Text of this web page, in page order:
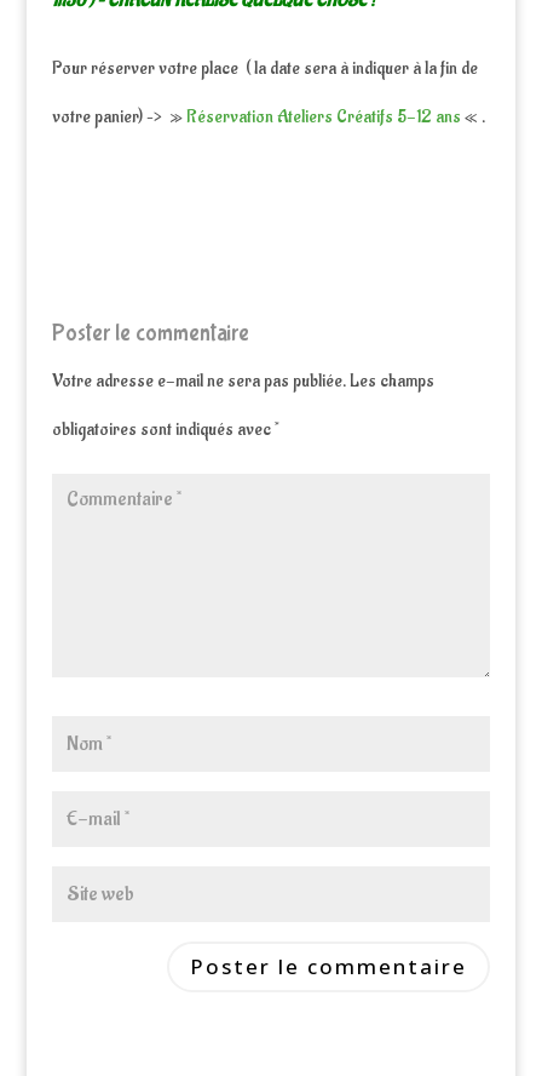
Pour réserver votre place ( la date sera à indiquer à la fin de
votre panier) –> »Réservation Ateliers Créatifs 5-12 ans « .
Poster le commentaire
Votre adresse e-mail ne sera pas publiée.Les champs
obligatoires sont indiqués avec*